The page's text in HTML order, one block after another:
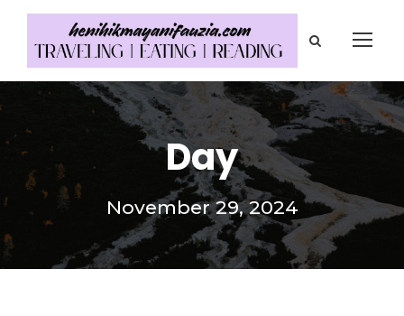
Day
November 29, 2024